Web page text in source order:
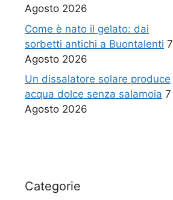
Agosto 2026
Come è nato il gelato: dai
sorbetti antichi a Buontalenti 7
Agosto 2026
Un dissalatore solare produce
acqua dolce senza salamoia 7
Agosto 2026
Categorie